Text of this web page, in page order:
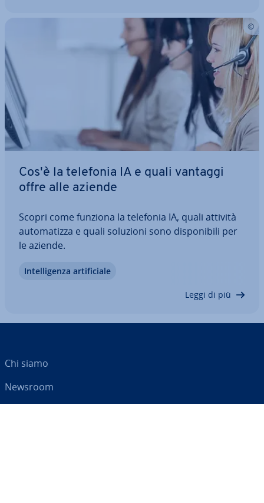
Cos'è la telefonia IA e quali vantaggi
offre alle aziende
Scopri come funziona la telefonia IA, quali attività
au­to­ma­tiz­za e quali soluzioni sono di­spo­ni­bi­li per
le aziende.
In­tel­li­gen­za ar­ti­fi­cia­le
Leggi di più
Chi siamo
Newsroom